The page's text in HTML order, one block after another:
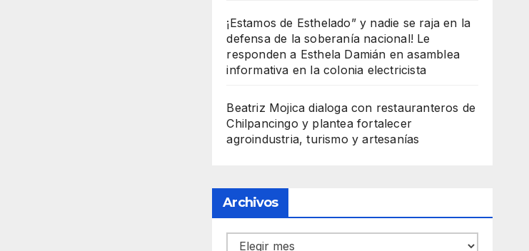
¡Estamos de Esthelado” y nadie se raja en la
defensa de la soberanía nacional! Le
responden a Esthela Damián en asamblea
informativa en la colonia electricista
Beatriz Mojica dialoga con restauranteros de
Chilpancingo y plantea fortalecer
agroindustria, turismo y artesanías
Archivos
Archivos